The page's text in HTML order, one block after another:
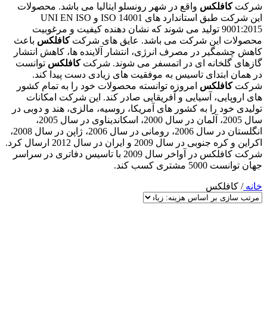
شرکتکافلکس واقع در شهر رونسلو ایتالیا می باشد. محصولات
این شرکت طبق استاندارد های ISO 14001 و UNI EN ISO
9001:2015 تولید می شوند که نشان دهنده کیفیت و مرغوبیت
محصولات این شرکت می باشد. عایق های شرکتکافلکس باعث
کاهش چشمگیر در مصرف انرژی، انتشار آلاینده ها، کاهش انتشار
گازهای گلخانه ای در اتمسفر می شوند. شرکتکافلکس توانست
در همان ابتدای تاسیس به موفقیت های زیادی دست پیدا کند.
شرکتکافلکس امروزه توانسته محصولات خود را به تمام کشور
های اروپایی، آسیایی و آفریقایی صادر کند. این شرکت امکانات
تولیدی خود را به کشور های آمریکا، روسیه، مالزی، هند و دوبی در
سال 2005، آلمان در سال 2000، اسکاندیناوی در سال 2005،
انگلستان در سال 2006، رومانی در سال 2006، ژاپن در سال 2008،
اکراین و کره جنوبی در سال 2009 و ایران در سال 2012 ارسال کرد.
شرکت کافلکس در آواخر سال 2009 با تاسیس دفاتری در سراسر
جهان توانست 5000 مشتری کسب کند.
خانه/ کافلکس